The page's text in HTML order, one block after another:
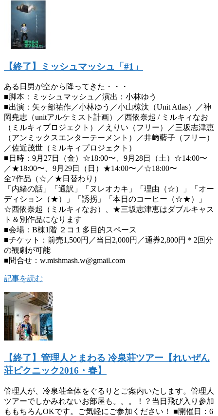
【終了】ミッシュマッシュ「#1」
ある日男が空から降ってきた・・・
■脚本：ミッシュマッシュ／演出：小林ゆう
■出演：矢ヶ部祐作／小林ゆう／小山椋汰（Unit Atlas）／神
岡尭志（unitアルケミスト計画）／西依奈起 / ミルキィなお
（ミルキィプロジェクト）／えりい（フリー）／三坂志津恵
（アンミックスエンターテーメント）／井﨑藍子（フリー）
／佐近茂世（ミルキィプロジェクト）
■日時：9月27日（金）☆18:00〜、9月28日（土）☆14:00〜
／★18:00〜、9月29日（日）★14:00〜／☆18:00〜
全7作品（☆／★日替わり）
「内緒の話」「通訳」「ヌレオカキ」「理由（☆）」「オー
ディション（★）」「誘拐」「本日のコーヒー（☆★）」
☆西依奈起（ミルキィなお）、★三坂志津恵はダブルキャス
ト＆別作品になります
■会場：B棟1階 ２コ１多目的スペース
■チケット：前売1,500円／当日2,000円／通券2,800円＊2回分
の観劇が可能
■問合せ：w.mishmash.w@gmail.com
記事を読む
【終了】管理人とまわる 冷泉荘ツアー【れいぜん
荘ピクニック2016・春】
管理人が、冷泉荘全体をぐるりとご案内いたします。管理人
ツアーでしかみれないお部屋も。。。！？当日飛び入り参加
ももちろんOKです。ご気軽にご参加ください！ ■開催日：6